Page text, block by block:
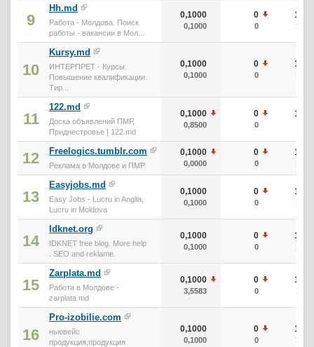
9
Hh.md
Работа - Молдова. Поиск
работы - вакансии в Мол...
0,1000
0,1000
0
0
10
10
10
Kursy.md
ИНТЕРПРЕТ - Курсы.
Повышение квалификации.
Тир...
0,1000
0,1000
0
0
10
10
11
122.md
Доска объявлений ПМР,
Приднестровье | 122.md
0,1000
0,8500
0
0
10
12 Freelogics.tumblr.com
Реклама в Молдове и ПМР
0,1000
0,0000
0
0
10
10
13
Easyjobs.md
Easy Jobs - Lucru in Anglia,
Lucru in Moldova
0,1000
0,1000
0
0
10
10
14
Idknet.org
IDKNET free blog. More help
. SEO and reklame.
0,1000
0,1000
0
0
10
10
15
Zarplata.md
Работа в Молдове -
zarplata.md
0,1000
3,5583
0
0
10
10
16
Pro-izobilie.com
ньювейс
продукция,продукция
0,1000
0,1000
0
0
10
10